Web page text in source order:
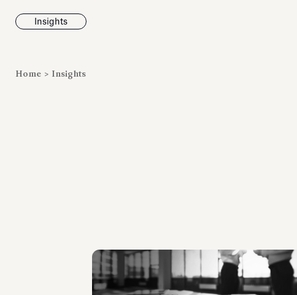
Insights
Leggi tutto
Home > Insights